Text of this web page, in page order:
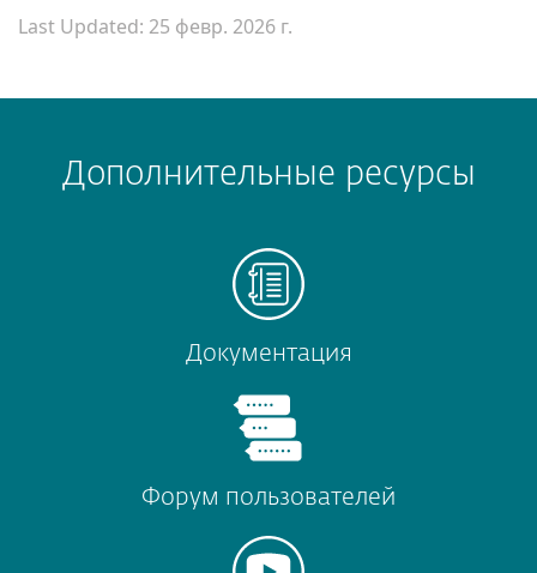
Last Updated: 25 февр. 2026 г.
Дополнительные ресурсы
Документация
Форум пользователей